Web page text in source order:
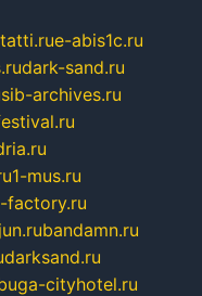
e-abis1c.ru
dark-sand.ru
sib-archives.ru
1-mus.ru
factory.ru
bandamn.ru
darksand.ru
cityhotel.ru